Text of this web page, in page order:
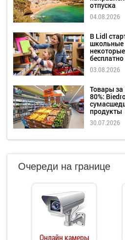
отпуска
04.08.2026
В Lidl
школьные
бесплатно
03.08.2026
Товары за
80%:
продукты
30.07.2026
Очереди на границе
Онлайн камеры